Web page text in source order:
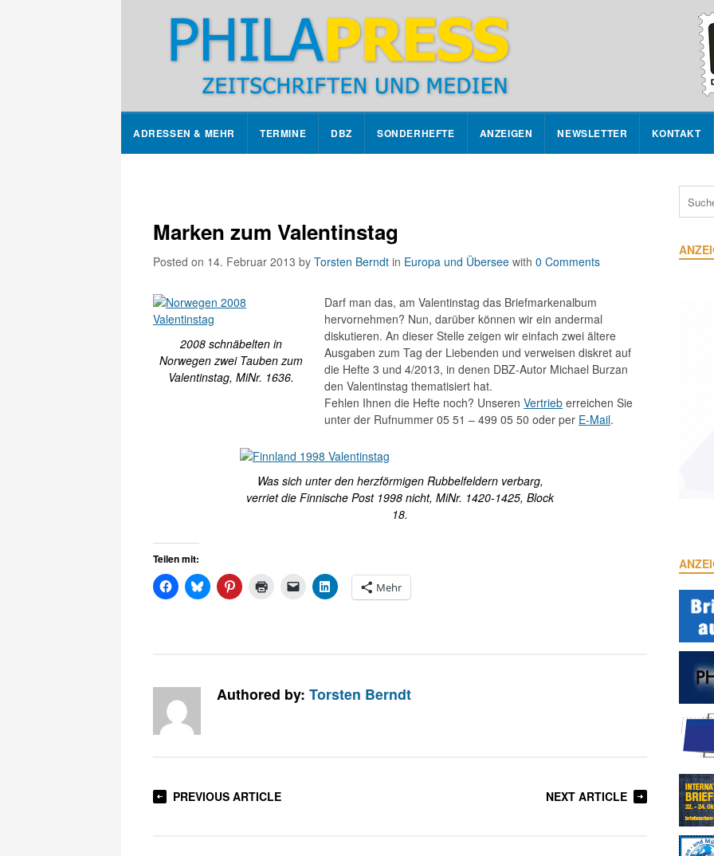
ADRESSEN & MEHR TERMINE DBZ SONDERHEFTE ANZEIGEN NEWSLETTER KONTAKT
Marken zum Valentinstag
Posted on 14. Februar 2013 by Torsten Berndt in Europa und Übersee with 0 Comments
2008 schnäbelten in
Norwegen zwei Tauben zum
Valentinstag, MiNr. 1636.
Darf man das, am Valentinstag das Briefmarkenalbum
hervornehmen? Nun, darüber können wir ein andermal
diskutieren. An dieser Stelle zeigen wir einfach zwei ältere
Ausgaben zum Tag der Liebenden und verweisen diskret auf
die Hefte 3 und 4/2013, in denen DBZ-Autor Michael Burzan
den Valentinstag thematisiert hat.
Fehlen Ihnen die Hefte noch? Unseren Vertrieb erreichen Sie
unter der Rufnummer 05 51 – 499 05 50 oder per E-Mail.
Was sich unter den herzförmigen Rubbelfeldern verbarg,
verriet die Finnische Post 1998 nicht, MiNr. 1420-1425, Block
18.
Teilen mit:
Mehr
Authored by: Torsten Berndt
PREVIOUS ARTICLE NEXT ARTICLE